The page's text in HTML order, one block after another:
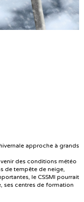
approche à grands
des conditions météo
de tempête de neige,
le CSSMI pourrait
ses centres de formation